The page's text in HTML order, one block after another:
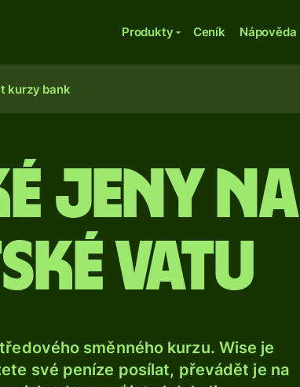
Produkty Ceník Nápověda
kurzy bank
jeny na
vatu
směnného kurzu. Wise je
své peníze posílat, převádět je na